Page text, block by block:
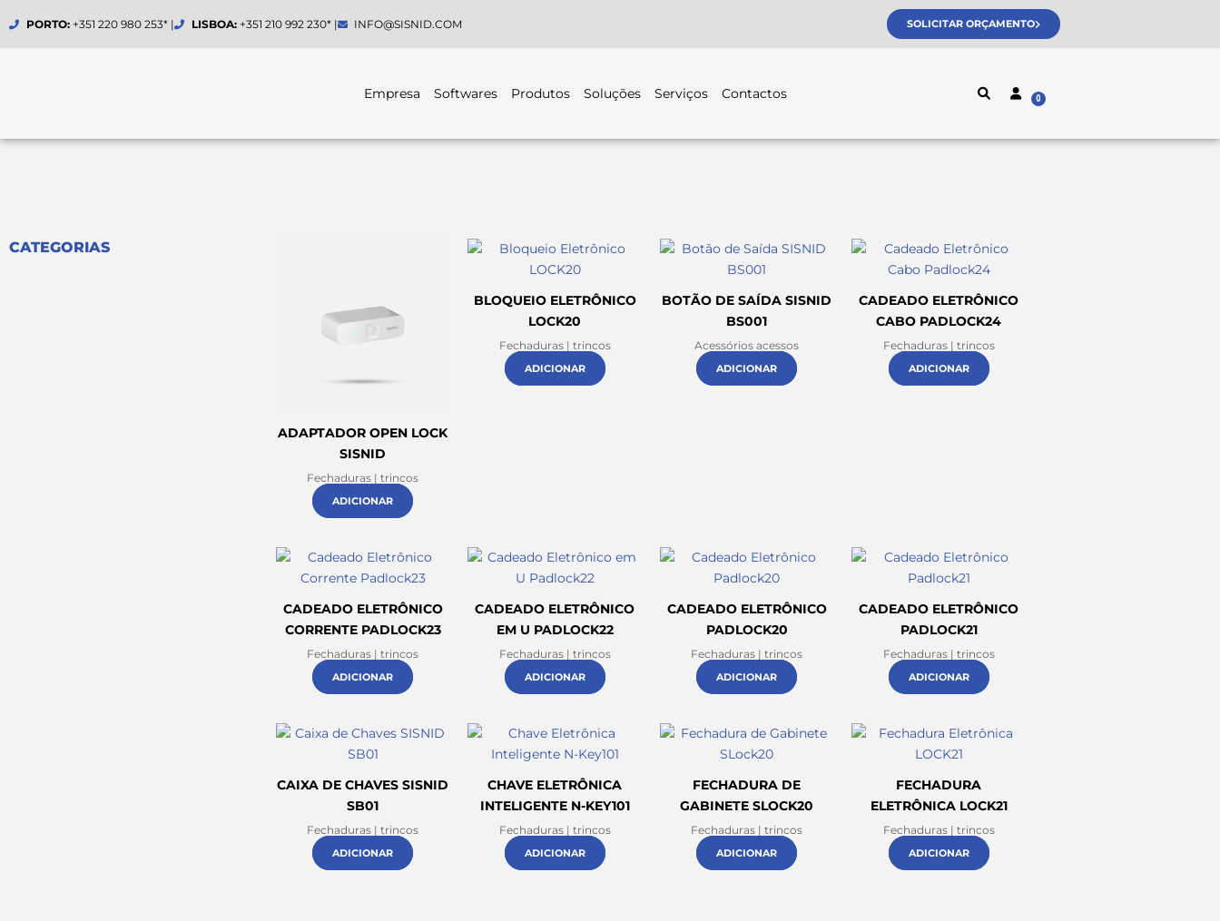
to
PORTO:+351 220 980 253* | LISBOA:+351 210 992 230* | INFO@SISNID.COM SOLICITAR ORÇAMENTO
Empresa Softwares Produtos Soluções Serviços Contactos
CATEGORIAS
ADAPTADOR OPEN LOCK
SISNID
Fechaduras | trincos
ADICIONAR
BLOQUEIO ELETRÔNICO
LOCK20
Fechaduras | trincos
ADICIONAR
BOTÃO DE SAÍDA SISNID
BS001
Acessórios acessos
ADICIONAR
CADEADO ELETRÔNICO
CABO PADLOCK24
Fechaduras | trincos
ADICIONAR
CADEADO ELETRÔNICO
CORRENTE PADLOCK23
Fechaduras | trincos
ADICIONAR
CADEADO ELETRÔNICO
EM U PADLOCK22
Fechaduras | trincos
ADICIONAR
CADEADO ELETRÔNICO
PADLOCK20
Fechaduras | trincos
ADICIONAR
CADEADO ELETRÔNICO
PADLOCK21
Fechaduras | trincos
ADICIONAR
CAIXA DE CHAVES SISNID
SB01
Fechaduras | trincos
ADICIONAR
CHAVE ELETRÔNICA
INTELIGENTE N-KEY101
Fechaduras | trincos
ADICIONAR
FECHADURA DE
GABINETE SLOCK20
Fechaduras | trincos
ADICIONAR
FECHADURA
ELETRÔNICA LOCK21
Fechaduras | trincos
ADICIONAR